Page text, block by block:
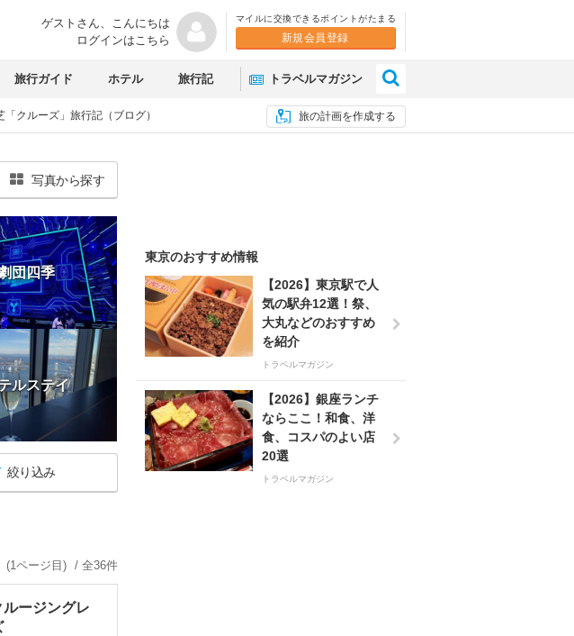
ゲストさん、 こんにちは
ログインはこちら
マイルに交換できるポイントがたまる
新規会員登録
旅行ガイド ホテル 旅行記 トラベルマガジン
旅の計画を作成する
「クルーズ」旅行記（ブログ）
写真から探す
団四季
ルステイ
絞り込み
(1ページ目) / 全36件
ージングレ
東京のおすすめ情報
【2026】東京駅で人
気の駅弁12選！祭、
大丸などのおすすめ
を紹介
トラベルマガジン
【2026】銀座ランチ
ならここ！和食、洋
食、コスパのよい店
20選
トラベルマガジン